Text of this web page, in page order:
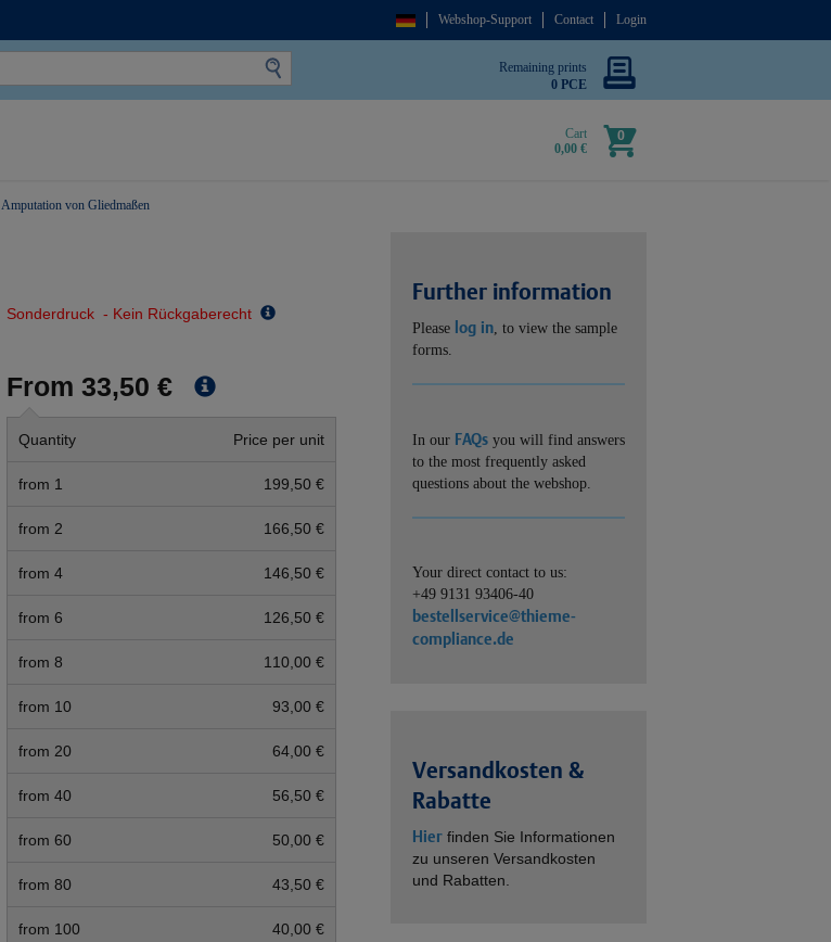
Webshop-Support Contact Login
Remaining prints
0 PCE
Cart
0,00 €
0
Amputation von Gliedmaßen
Sonderdruck - Kein Rückgaberecht
From 33,50 €
Quantity Price per unit
from 1 199,50 €
from 2 166,50 €
from 4 146,50 €
from 6 126,50 €
from 8 110,00 €
from 10 93,00 €
from 20 64,00 €
from 40 56,50 €
from 60 50,00 €
from 80 43,50 €
from 100 40,00 €
Further information
Please log in, to view the sample
forms.
In our FAQs you will find answers
to the most frequently asked
questions about the webshop.
Your direct contact to us:
+49 9131 93406-40
bestellservice@thieme-
compliance.de
Versandkosten &
Rabatte
Hier finden Sie Informationen
zu unseren Versandkosten
und Rabatten.